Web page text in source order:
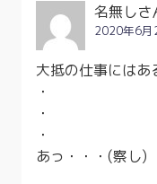
名無しさ
2020年6
大抵の仕事にはあ
・
・
・
あっ・・・(察し)